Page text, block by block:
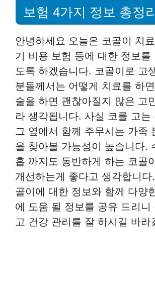
보험 4가지 정보 총정
안녕하세요 오늘은 코골이 치
기 비용 보험 등에 대한 정보를
도록 하겠습니다. 코골이로 고
분들께서는 어떻게 치료를 하
술을 하면 괜찮아질지 많은 고
라 생각됩니다. 사실 코를 고는
그 옆에서 함께 주무시는 가족
을 찾아볼 가능성이 높습니다.
홉 까지도 동반하게 하는 코골
개선하는게 좋다고 생각합니다
골이에 대한 정보와 함께 다양
에 도움 될 정보를 공유 드리니
고 건강 관리를 잘 하시길 바라